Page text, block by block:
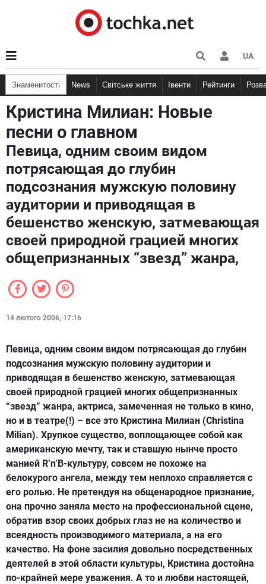
UA
Знаменитості News Світське життя Івенти Рейтинги
Кристина Милиан: Новые
песни о главном
Певица, одним своим видом
потрясающая до глубин
подсознания мужскую половину
аудитории и приводящая в
бешенство женскую, затмевающая
своей природной грацией многих
общепризнанных “звезд” жанра,
14 лютого 2006, 17:16
Певица, одним своим видом потрясающая до глубин
подсознания мужскую половину аудитории и
приводящая в бешенство женскую, затмевающая
своей природной грацией многих общепризнанных
“звезд” жанра, актриса, замеченная не только в кино,
но и в театре(!) – все это Кристина Милиан (Christina
Milian). Хрупкое существо, воплощающее собой как
американскую мечту, так и ставшую нынче просто
манией R’n’B-культуру, совсем не похоже на
белокурого ангела, между тем неплохо справляется с
его ролью. Не претендуя на общенародное признание,
она прочно заняла место на профессиональной сцене,
обратив взор своих добрых глаз не на количество и
всеядность производимого материала, а на его
качество. На фоне засилия довольно посредственных
деятелей в этой области культуры, Кристина достойна
по-крайней мере уважения. А то и любви настоящей,